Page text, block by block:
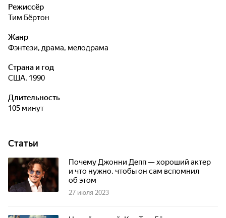
Режиссёр
Тим Бёртон
Жанр
фэнтези, драма, мелодрама
Страна и год
США, 1990
Длительность
105 минут
Статьи
Почему Джонни Депп — хороший актер
и что нужно, чтобы он сам вспомнил
об этом
27 июля 2023